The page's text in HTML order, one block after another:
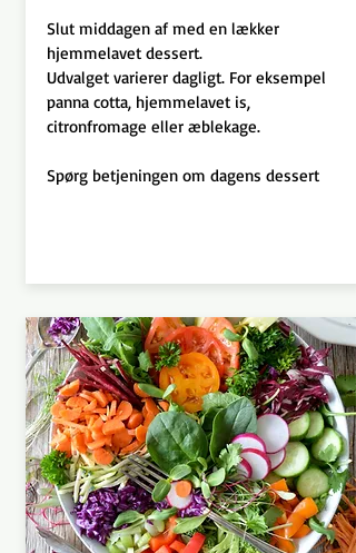
Slut middagen af med en lækker
hjemmelavet dessert.
Udvalget varierer dagligt. For eksempel
panna cotta, hjemmelavet is,
citronfromage eller æblekage.
Spørg betjeningen om dagens dessert